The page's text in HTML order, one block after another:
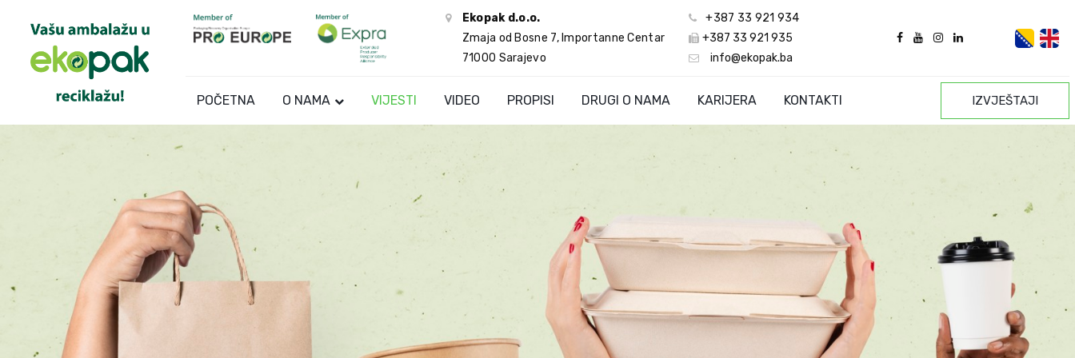
Ekopak d.o.o.
Zmaja od Bosne 7, Importanne Centar
71000 Sarajevo
+387 33 921 934
+387 33 921 935
info@ekopak.ba
POČETNA O NAMA VIJESTI VIDEO PROPISI DRUGI O NAMA KARIJERA KONTAKTI IZVJEŠTAJI